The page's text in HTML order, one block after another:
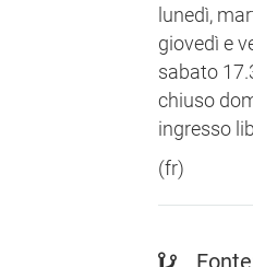
lunedì,
giovedì e
sabato
chiuso
ingresso
(fr)